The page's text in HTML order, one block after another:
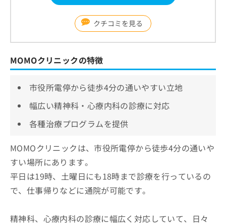
クチコミを見る
MOMOクリニックの特徴
市役所電停から徒歩4分の通いやすい立地
幅広い精神科・心療内科の診療に対応
各種治療プログラムを提供
MOMOクリニックは、市役所電停から徒歩4分の通いや
すい場所にあります。
平日は19時、土曜日にも18時まで診療を行っているの
で、仕事帰りなどに通院が可能です。
精神科、心療内科の診療に幅広く対応していて、日々